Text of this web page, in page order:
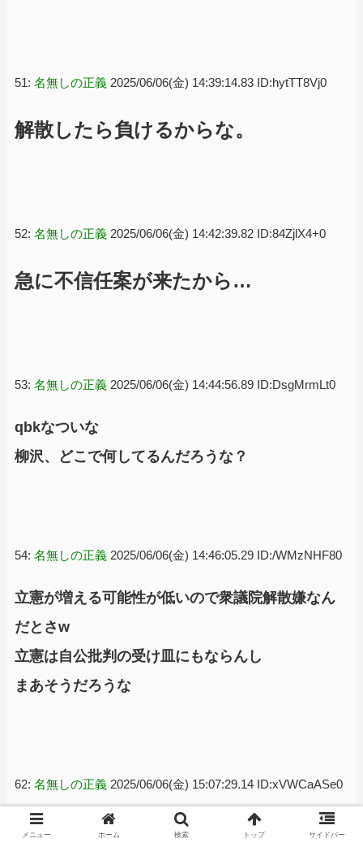
51: 名無しの正義 2025/06/06(金) 14:39:14.83 ID:hytTT8Vj0
解散したら負けるからな。
52: 名無しの正義 2025/06/06(金) 14:42:39.82 ID:84ZjlX4+0
急に不信任案が来たから…
53: 名無しの正義 2025/06/06(金) 14:44:56.89 ID:DsgMrmLt0
qbkなついな
柳沢、どこで何してるんだろうな？
54: 名無しの正義 2025/06/06(金) 14:46:05.29 ID:/WMzNHF80
立憲が増える可能性が低いので衆議院解散嫌なん
だとさw
立憲は自公批判の受け皿にもならんし
まあそうだろうな
62: 名無しの正義 2025/06/06(金) 15:07:29.14 ID:xVWCaASe0
>>54
メニュー ホーム 検索 トップ サイドバー